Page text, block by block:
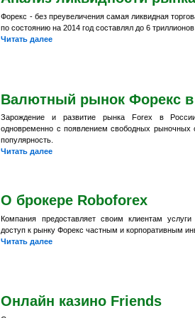
Форекс - без преувеличения самая ликвидная
по состоянию на 2014 год составлял до 6 триллионов
Читать далее
Валютный рынок Форекс в
Зарождение и развитие рынка Forex в
одновременно с появлением свободных рыночных
популярность.
Читать далее
О брокере Roboforex
Компания предоставляет своим клиентам
доступ к рынку Форекс частным и корпоративным
Читать далее
Онлайн казино Friends